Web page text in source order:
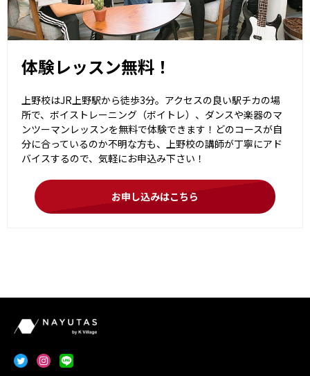
体験レッスン無料！
上野校はJR上野駅から徒歩3分。アクセスの良い駅チカの場
所で、ボイストレーニング（ボイトレ）、ダンスや楽器のマ
ンツーマンレッスンを無料で体験できます！どのコースが自
分に合っているのか不明な方も、上野校の講師が丁寧にアド
バイスするので、気軽にお申込み下さい！
お申し込みはこちら